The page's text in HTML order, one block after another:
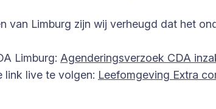
van Limburg zijn wij verheugd dat het
Limburg: Agenderingsverzoek CDA
link live te volgen: Leefomgeving Extra